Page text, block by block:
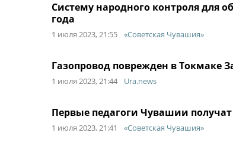
Систему народного контроля для
года
1 июля 2023, 21:55 «Советская Чувашия»
Газопровод поврежден в Токмаке
1 июля 2023, 21:44 Ura.news
Первые педагоги Чувашии
1 июля 2023, 21:41 «Советская Чувашия»